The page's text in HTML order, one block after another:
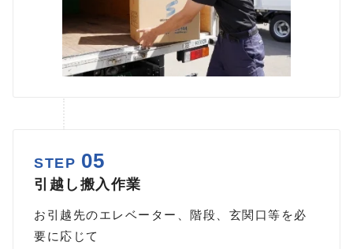
STEP 05
引越し搬入作業
お引越先のエレベーター、階段、玄関口等を必
要に応じて